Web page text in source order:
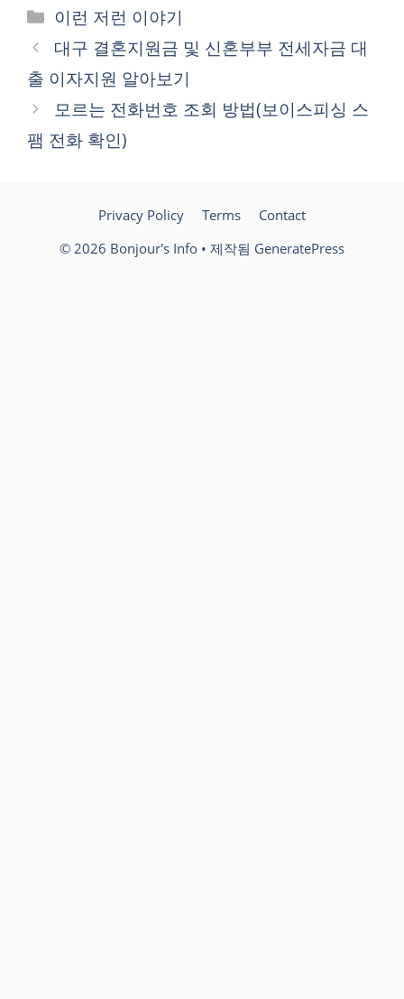
카
테
고
리
이런 저런 이야기
대구 결혼지원금 및 신혼부부 전세자금 대
출 이자지원 알아보기
모르는 전화번호 조회 방법(보이스피싱 스
팸 전화 확인)
Privacy Policy Terms
Contact
© 2026 Bonjour's Info • 제작됨 GeneratePress